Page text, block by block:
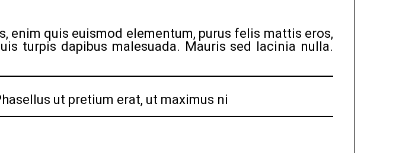
enim quis euismod elementum, purus felis mattis eros,
turpis dapibus malesuada. Mauris sed lacinia nulla.
ut pretium erat, ut maximus ni